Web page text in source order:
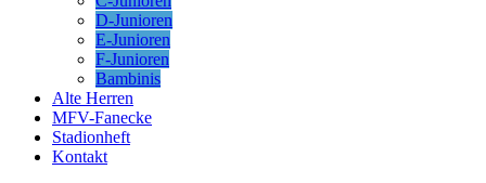
D-Junioren
E-Junioren
F-Junioren
Bambinis
Alte Herren
MFV-Fanecke
Stadionheft
Kontakt